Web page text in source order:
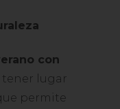
con
tener lugar
permite